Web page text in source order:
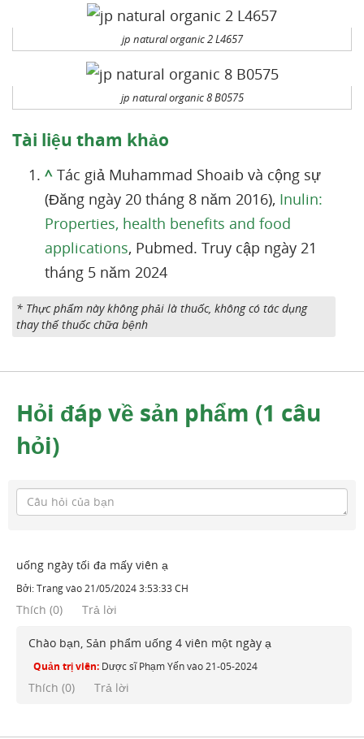
jp natural organic 2 L4657
jp natural organic 8 B0575
Tài liệu tham khảo
^ Tác giả Muhammad Shoaib và cộng sự
(Đăng ngày 20 tháng 8 năm 2016), Inulin:
Properties, health benefits and food
applications, Pubmed. Truy cập ngày 21
tháng 5 năm 2024
* Thực phẩm này không phải là thuốc, không có tác dụng
thay thế thuốc chữa bệnh
Hỏi đáp về sản phẩm (1 câu
hỏi)
uống ngày tối đa mấy viên ạ
Bởi:Trangvào21/05/2024 3:53:33 CH
Thích (0) Trả lời
Chào bạn, Sản phẩm uống 4 viên một ngày ạ
Quản trị viên: Dược sĩ Phạm Yếnvào21-05-2024
Thích (0) Trả lời